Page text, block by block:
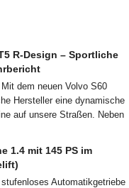
R-Design – Sportliche
dem neuen Volvo S60
Hersteller eine dynamische
auf unsere Straßen. Neben
1.4 mit 145 PS im
Automatikgetriebe